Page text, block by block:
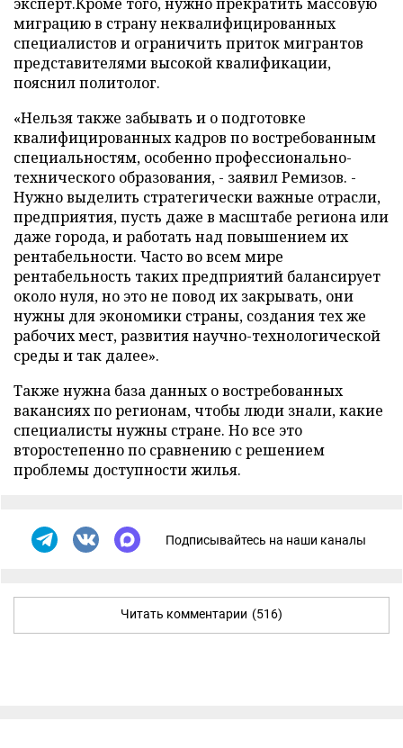
миграцию в страну неквалифицированных
специалистов и ограничить приток мигрантов
представителями высокой квалификации,
пояснил политолог.
«Нельзя также забывать и о подготовке
квалифицированных кадров по востребованным
специальностям, особенно профессионально-
технического образования, - заявил Ремизов. -
Нужно выделить стратегически важные отрасли,
предприятия, пусть даже в масштабе региона или
даже города, и работать над повышением их
рентабельности. Часто во всем мире
рентабельность таких предприятий балансирует
около нуля, но это не повод их закрывать, они
нужны для экономики страны, создания тех же
рабочих мест, развития научно-технологической
среды и так далее».
Также нужна база данных о востребованных
вакансиях по регионам, чтобы люди знали, какие
специалисты нужны стране. Но все это
второстепенно по сравнению с решением
проблемы доступности жилья.
Подписывайтесь на наши каналы
Читать комментарии (516)